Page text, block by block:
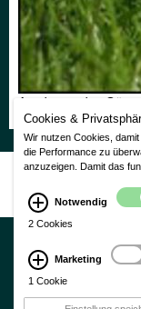
Ausdauerndes
Cookies &
Wir nutzen Cookies,
die Performance zu
anzuzeigen. Damit das
Notwendig
2 Cookies
Marketing
1 Cookie